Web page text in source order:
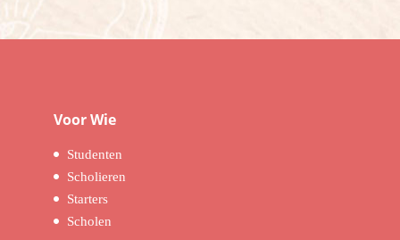
Voor Wie
Studenten
Scholieren
Starters
Scholen